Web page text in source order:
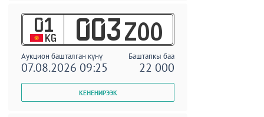
01
KG 003 ZOO
Аукцион башталган күнү Баштапкы баа
07.08.2026 09:25 22 000